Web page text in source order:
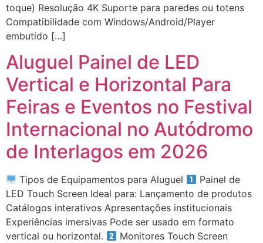
toque) Resolução 4K Suporte para paredes ou totens
Compatibilidade com Windows/Android/Player
embutido […]
Aluguel Painel de LED
Vertical e Horizontal Para
Feiras e Eventos no Festival
Internacional no Autódromo
de Interlagos em 2026
Tipos de Equipamentos para Aluguel
Painel de
LED Touch Screen Ideal para: Lançamento de produtos
Catálogos interativos Apresentações institucionais
Experiências imersivas Pode ser usado em formato
vertical ou horizontal.
Monitores Touch Screen